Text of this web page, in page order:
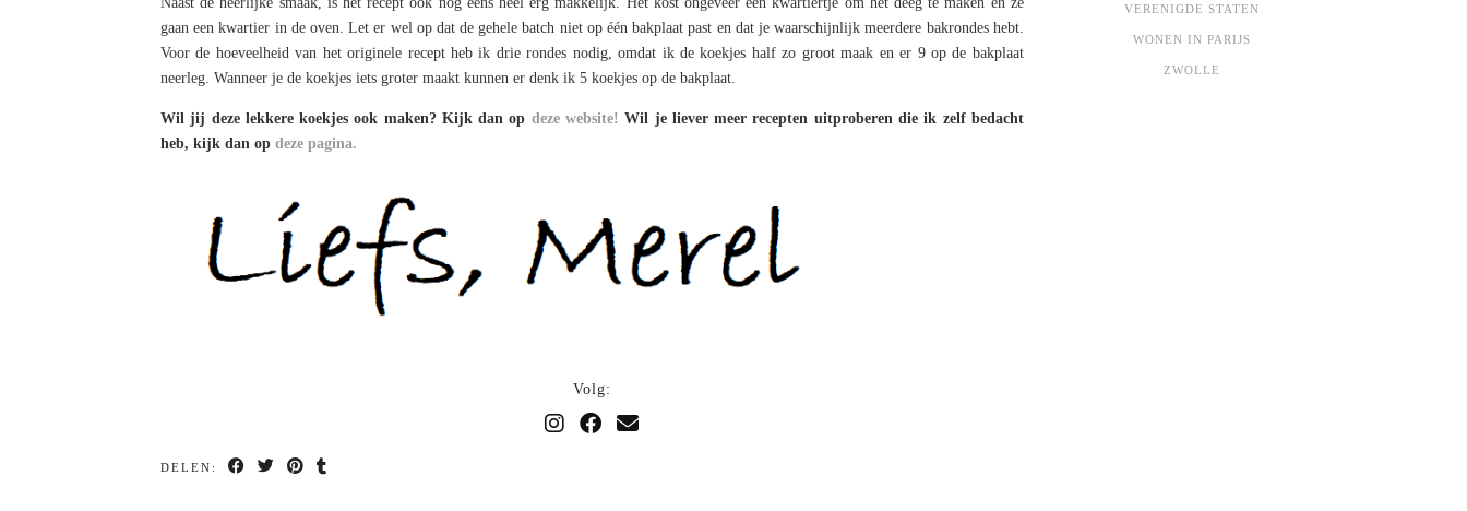
gaan een kwartier in de oven. Let er wel op dat de gehele batch niet op één bakplaat past en dat je waarschijnlijk meerdere bakrondes hebt.
Voor de hoeveelheid van het originele recept heb ik drie rondes nodig, omdat ik de koekjes half zo groot maak en er 9 op de bakplaat
neerleg. Wanneer je de koekjes iets groter maakt kunnen er denk ik 5 koekjes op de bakplaat.
Wil jij deze lekkere koekjes ook maken? Kijk dan op deze website! Wil je liever meer recepten uitproberen die ik zelf bedacht
heb, kijk dan op deze pagina.
Volg:
DELEN:
VERENIGDE STATEN
WONEN IN PARIJS
ZWOLLE